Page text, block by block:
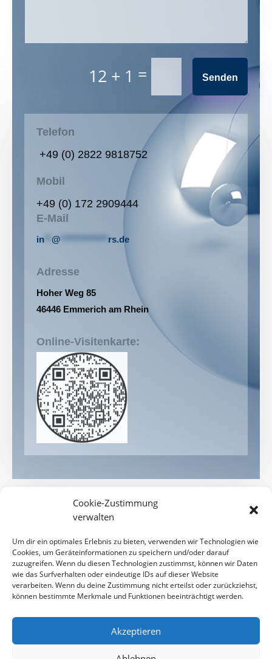
Cookie-Zustimmung
verwalten
Um dir ein optimales Erlebnis zu bieten, verwenden wir Technologien wie
Cookies, um Geräteinformationen zu speichern und/oder darauf
zuzugreifen. Wenn du diesen Technologien zustimmst, können wir Daten
wie das Surfverhalten oder eindeutige IDs auf dieser Website
verarbeiten. Wenn du deine Zustimmung nicht erteilst oder zurückziehst,
können bestimmte Merkmale und Funktionen beeinträchtigt werden.
Akzeptieren
12 + 1 = Senden
Telefon
+49 (0) 2822 9818752
Mobil
+49 (0) 172 2909444
E-Mail
in @ rs.de
Adresse
Hoher Weg 85
46446 Emmerich am Rhein
Online-Visitenkarte: